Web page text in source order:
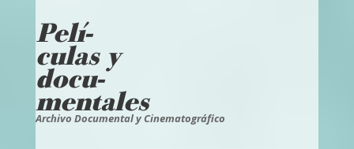
Pelí-
culas y
docu-
mentales
Archivo Documental y Cinematográfico